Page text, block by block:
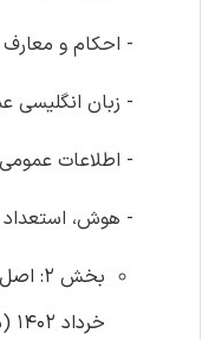
- احکام و
- زبان انگلیسی
- اطلاعات
- هوش،
بخش